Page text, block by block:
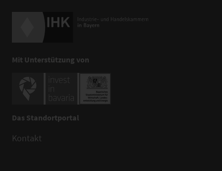
Mit Unterstützung von
Das Standortportal
Kontakt